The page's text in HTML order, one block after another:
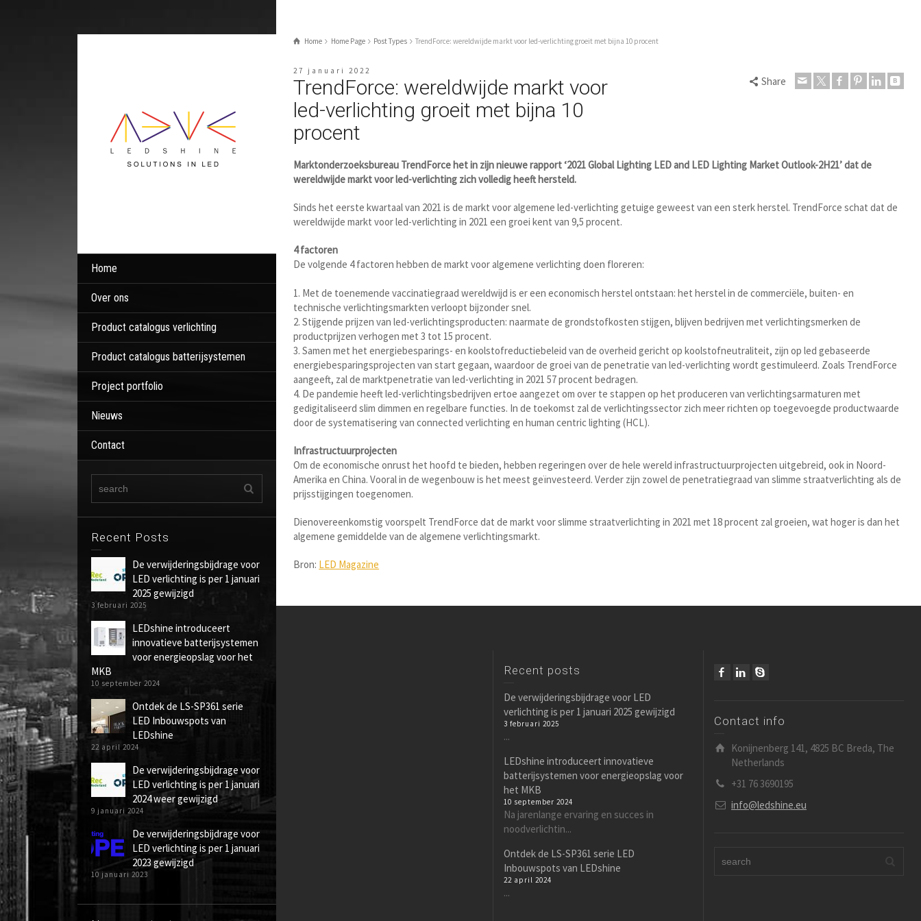
Home
Over ons
Product catalogus verlichting
Product catalogus batterijsystemen
Project portfolio
Nieuws
Contact
Recent Posts
De verwijderingsbijdrage voor
LED verlichting is per 1 januari
2025 gewijzigd
3 februari 2025
LEDshine introduceert
innovatieve batterijsystemen
voor energieopslag voor het
MKB
10 september 2024
Ontdek de LS-SP361 serie
LED Inbouwspots van
LEDshine
22 april 2024
De verwijderingsbijdrage voor
LED verlichting is per 1 januari
2024 weer gewijzigd
9 januari 2024
De verwijderingsbijdrage voor
LED verlichting is per 1 januari
2023 gewijzigd
10 januari 2023
Home Home Page Post Types TrendForce: wereldwijde markt voor led-verlichting groeit met bijna 10 procent
27 januari 2022
TrendForce: wereldwijde markt voor
led-verlichting groeit met bijna 10
procent
Share
Marktonderzoeksbureau TrendForce het in zijn nieuwe rapport ‘2021 Global Lighting LED and LED Lighting Market Outlook-2H21’ dat de
wereldwijde markt voor led-verlichting zich volledig heeft hersteld.
Sinds het eerste kwartaal van 2021 is de markt voor algemene led-verlichting getuige geweest van een sterk herstel. TrendForce schat dat de
wereldwijde markt voor led-verlichting in 2021 een groei kent van 9,5 procent.
4 factoren
De volgende 4 factoren hebben de markt voor algemene verlichting doen floreren:
1. Met de toenemende vaccinatiegraad wereldwijd is er een economisch herstel ontstaan: het herstel in de commerciële, buiten- en
technische verlichtingsmarkten verloopt bijzonder snel.
2. Stijgende prijzen van led-verlichtingsproducten: naarmate de grondstofkosten stijgen, blijven bedrijven met verlichtingsmerken de
productprijzen verhogen met 3 tot 15 procent.
3. Samen met het energiebesparings- en koolstofreductiebeleid van de overheid gericht op koolstofneutraliteit, zijn op led gebaseerde
energiebesparingsprojecten van start gegaan, waardoor de groei van de penetratie van led-verlichting wordt gestimuleerd. Zoals TrendForce
aangeeft, zal de marktpenetratie van led-verlichting in 2021 57 procent bedragen.
4. De pandemie heeft led-verlichtingsbedrijven ertoe aangezet om over te stappen op het produceren van verlichtingsarmaturen met
gedigitaliseerd slim dimmen en regelbare functies. In de toekomst zal de verlichtingssector zich meer richten op toegevoegde productwaarde
door de systematisering van connected verlichting en human centric lighting (HCL).
Infrastructuurprojecten
Om de economische onrust het hoofd te bieden, hebben regeringen over de hele wereld infrastructuurprojecten uitgebreid, ook in Noord-
Amerika en China. Vooral in de wegenbouw is het meest geïnvesteerd. Verder zijn zowel de penetratiegraad van slimme straatverlichting als de
prijsstijgingen toegenomen.
Dienovereenkomstig voorspelt TrendForce dat de markt voor slimme straatverlichting in 2021 met 18 procent zal groeien, wat hoger is dan het
algemene gemiddelde van de algemene verlichtingsmarkt.
Bron: LED Magazine
Recent posts
De verwijderingsbijdrage voor LED
verlichting is per 1 januari 2025 gewijzigd
3 februari 2025
...
LEDshine introduceert innovatieve
batterijsystemen voor energieopslag voor
het MKB
10 september 2024
Na jarenlange ervaring en succes in
noodverlichtin...
Ontdek de LS-SP361 serie LED
Inbouwspots van LEDshine
22 april 2024
...
Contact info
Konijnenberg 141, 4825 BC Breda, The
Netherlands
+31 76 3690195
info@ledshine.eu